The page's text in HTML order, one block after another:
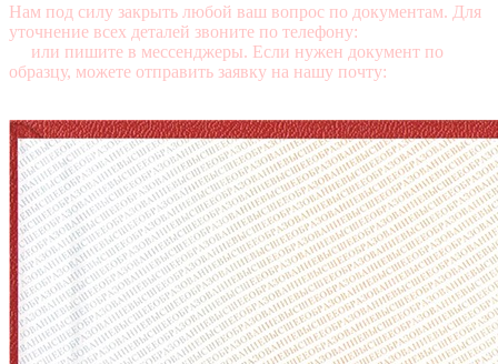
Нам под силу закрыть любой ваш вопрос по документам. Для
уточнение всех деталей звоните по телефону:
или пишите в мессенджеры. Если нужен документ по
образцу, можете отправить заявку на нашу почту: